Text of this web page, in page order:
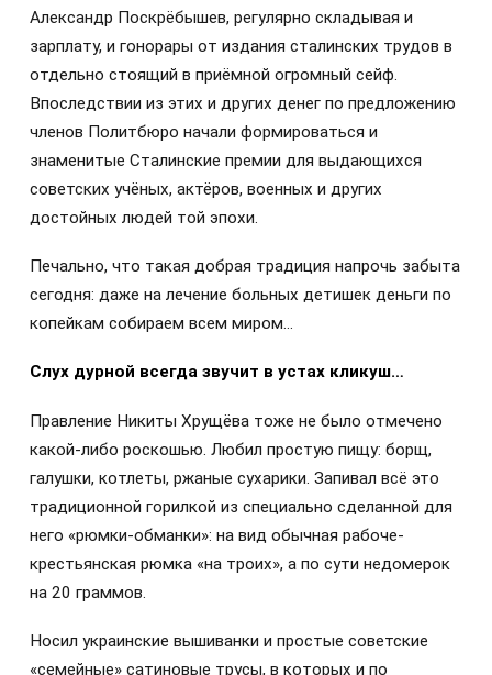
Александр Поскрёбышев, регулярно складывая и
зарплату, и гонорары от издания сталинских трудов в
отдельно стоящий в приёмной огромный сейф.
Впоследствии из этих и других денег по предложению
членов Политбюро начали формироваться и
знаменитые Сталинские премии для выдающихся
советских учёных, актёров, военных и других
достойных людей той эпохи.
Печально, что такая добрая традиция напрочь забыта
сегодня: даже на лечение больных детишек деньги по
копейкам собираем всем миром…
Слух дурной всегда звучит в устах кликуш…
Правление Никиты Хрущёва тоже не было отмечено
какой-либо роскошью. Любил простую пищу: борщ,
галушки, котлеты, ржаные сухарики. Запивал всё это
традиционной горилкой из специально сделанной для
него «рюмки-обманки»: на вид обычная рабоче-
крестьянская рюмка «на троих», а по сути недомерок
на 20 граммов.
Носил украинские вышиванки и простые советские
«семейные» сатиновые трусы, в которых и по